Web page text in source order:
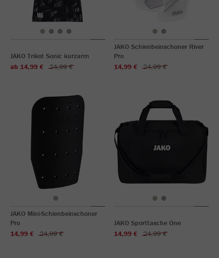
JAKO Trikot Sonic kurzarm
ab 14,99 €
24,99 €
JAKO Schienbeinschoner River
Pro
14,99 €
24,99 €
JAKO Mini-Schienbeinschoner
Pro
14,99 €
24,99 €
JAKO Sporttasche One
14,99 €
24,99 €